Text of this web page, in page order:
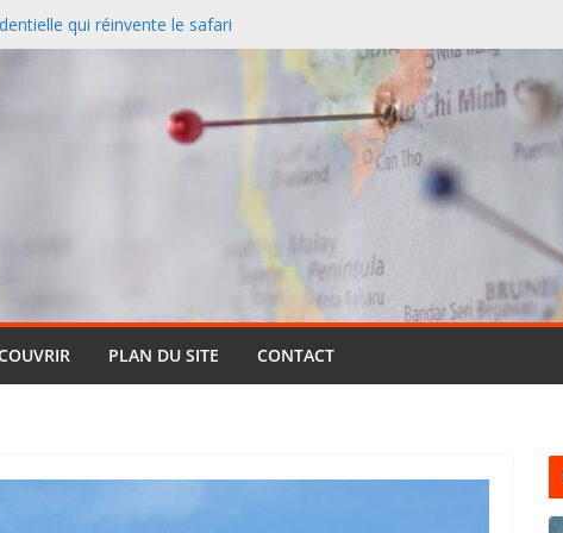
qui réinvente le safari
désertent le Sud et
paysage naturel
et la Méditerranée
: pourquoi cette formule
PLAN DU SITE CONTACT